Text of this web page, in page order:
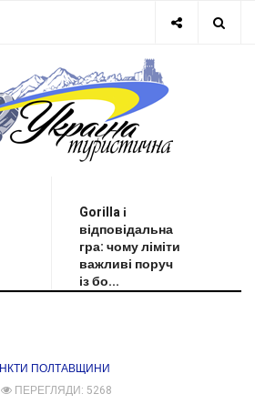
Gorilla і
відповідальна
гра: чому ліміти
важливі поруч
із бо...
ПОЛТАВЩИНИ
ПЕРЕГЛЯДИ: 5268